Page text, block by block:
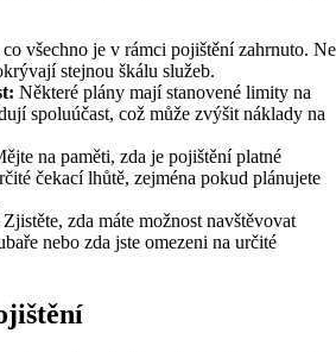
co všechno je v rámci pojištění zahrnuto. Ne
stejnou škálu služeb.
Některé plány mají stanovené limity na
spoluúčast, což může zvýšit náklady na
na paměti, zda je pojištění platné
čekací lhůtě, zejména pokud plánujete
Zjistěte, zda máte možnost navštěvovat
nebo zda jste omezeni na určité